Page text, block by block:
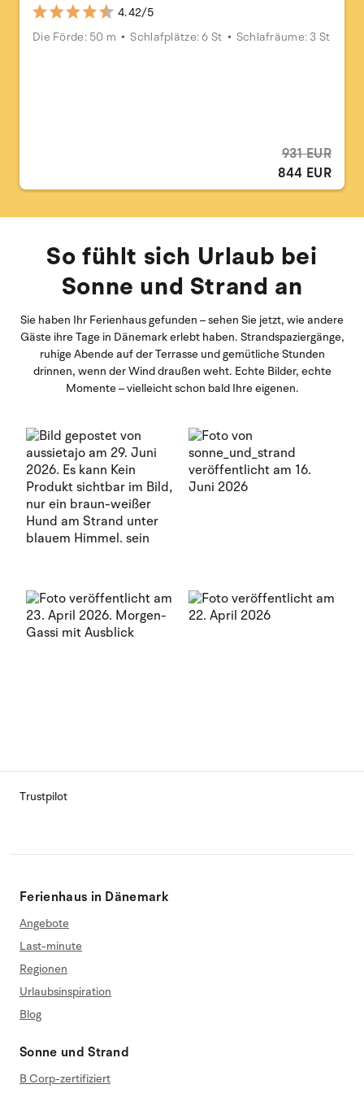
4.42/5
Die Förde: 50 m
Schlafplätze: 6 St Schlafräume: 3 St
931 EUR
844 EUR
So fühlt sich Urlaub bei
Sonne und Strand an
Sie haben Ihr Ferienhaus gefunden – sehen Sie jetzt, wie andere
Gäste ihre Tage in Dänemark erlebt haben. Strandspaziergänge,
ruhige Abende auf der Terrasse und gemütliche Stunden
drinnen, wenn der Wind draußen weht. Echte Bilder, echte
Momente – vielleicht schon bald Ihre eigenen.
Trustpilot
Ferienhaus in Dänemark
Angebote
Last-minute
Regionen
Urlaubsinspiration
Blog
Sonne und Strand
B Corp-zertifiziert